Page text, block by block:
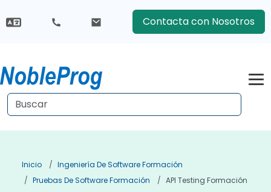
Contacta con Nosotros
Inicio
Ingeniería De Software Formación
Pruebas De Software Formación
API Testing Formación